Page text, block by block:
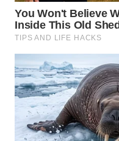
BINJAI
WN
CIREBON
WN
INDRAMAYU
WN